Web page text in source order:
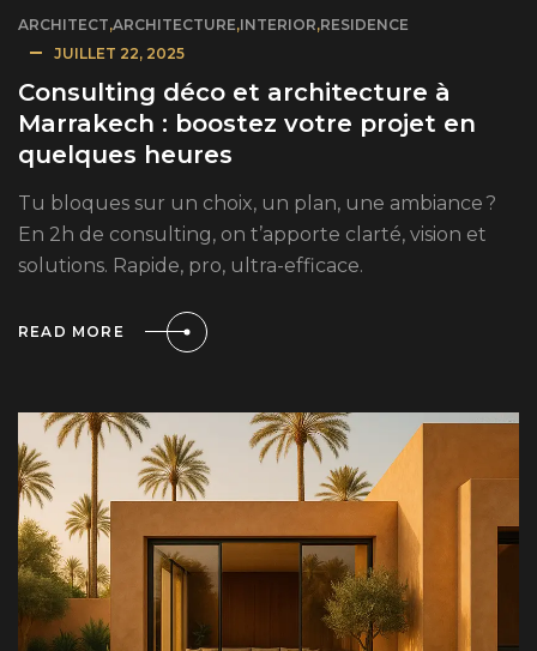
ARCHITECT,ARCHITECTURE,INTERIOR,RESIDENCE
JUILLET 22, 2025
Consulting déco et architecture à
Marrakech : boostez votre projet en
quelques heures
Tu bloques sur un choix, un plan, une ambiance ?
En 2h de consulting, on t’apporte clarté, vision et
solutions. Rapide, pro, ultra-efficace.
READ MORE